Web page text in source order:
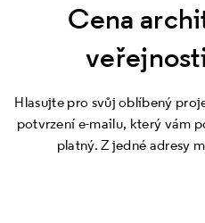
Cena
Hlasujte pro svůj oblíbený
potvrzení e-mailu, který vám
platný. Z jedné adresy